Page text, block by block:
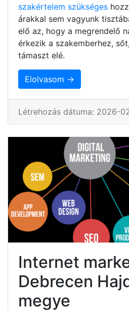
szakértelem szükséges
árakkal sem vagyunk
elő az, hogy a megrendelő
érkezik a szakemberhez,
támaszt elé.
Elolvasom →
Létrehozás dátuma: 2026-
Internet
Debrecen
megye